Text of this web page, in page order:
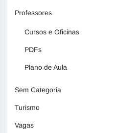
Professores
Cursos e Oficinas
PDFs
Plano de Aula
Sem Categoria
Turismo
Vagas